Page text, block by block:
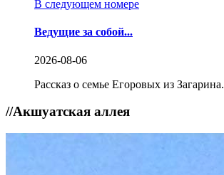
В следующем номере
Ведущие за собой...
2026-08-06
Рассказ о семье Егоровых из Загарина.
//Акшуатская аллея